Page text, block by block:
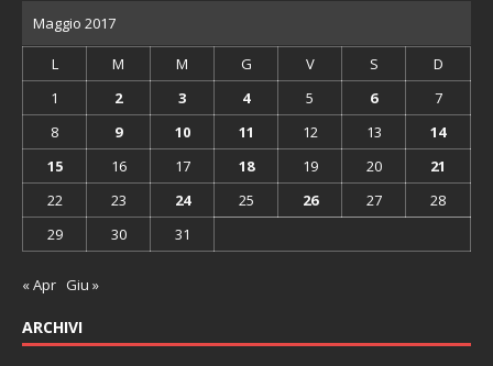
Maggio 2017
L M M G V S
D
1
2 3 4 5 6
7
8
9 10 11 12 13
14
15
16 17 18 19 20
21
22
23 24 25 26 27
28
29
30 31
« Apr Giu »
ARCHIVI